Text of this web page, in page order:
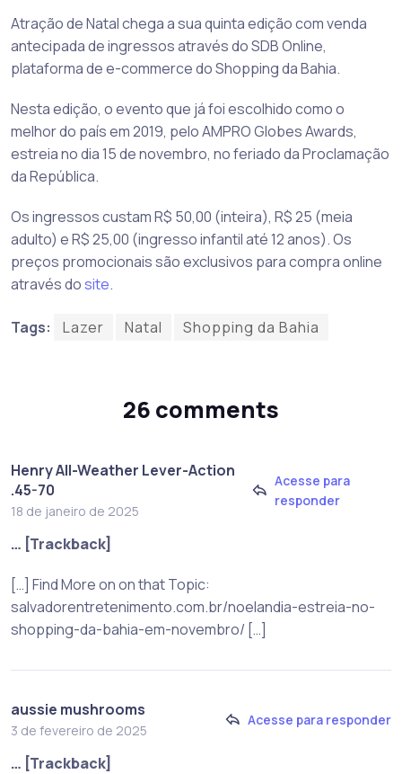
Atração de Natal chega a sua quinta edição com venda
antecipada de ingressos através do SDB Online,
plataforma de e-commerce do Shopping da Bahia.
Nesta edição, o evento que já foi escolhido como o
melhor do país em 2019, pelo AMPRO Globes Awards,
estreia no dia 15 de novembro, no feriado da Proclamação
da República.
Os ingressos custam R$ 50,00 (inteira), R$ 25 (meia
adulto) e R$ 25,00 (ingresso infantil até 12 anos). Os
preços promocionais são exclusivos para compra online
através dosite.
Tags: Lazer Natal Shopping da Bahia
26 comments
Henry All-Weather Lever-Action
.45-70
18 de janeiro de 2025
Acesse para
responder
… [Trackback]
[…] Find More on on that Topic:
salvadorentretenimento.com.br/noelandia-estreia-no-
shopping-da-bahia-em-novembro/ […]
aussie mushrooms
3 de fevereiro de 2025
Acesse para responder
… [Trackback]